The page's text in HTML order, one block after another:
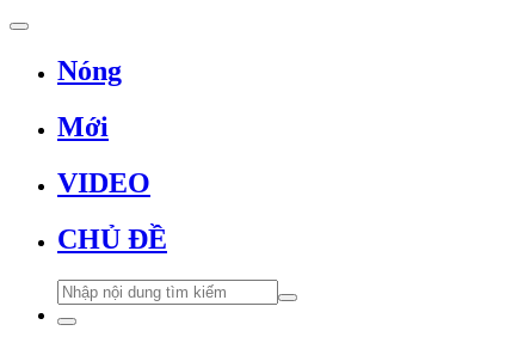
Nóng
Mới
VIDEO
CHỦ ĐỀ